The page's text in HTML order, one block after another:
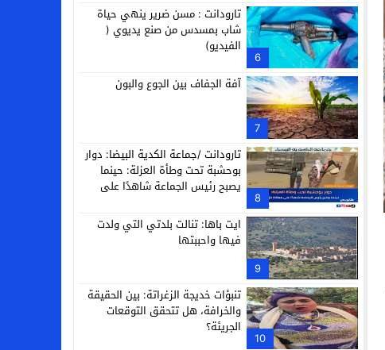
6
تارودانت : مسن ضرير ينهي حياة
شاب بمسدس من صنع يديوي (
الفيديو)
7
آفة الجفاف بين الجوع والبون
8
تارودانت /جماعة الكدية البيضا: دوار
بوحشبة تحت وطأة العزلة: حينما
يصبح رئيس الجماعة شاهدًا على
9
ايت باها: تنالت بلدتي التي ولدت
فيها واحببتها
10
تنبؤات خديجة الزغراتة: بين الحقيقة
والخرافة، هل تتحقق التوقعات
الجريئة؟